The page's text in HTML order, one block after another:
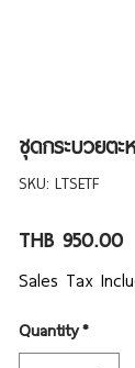
ชุดกระบวยต
SKU: LTSETF
THB 950.00
Sales Tax
Quantity*